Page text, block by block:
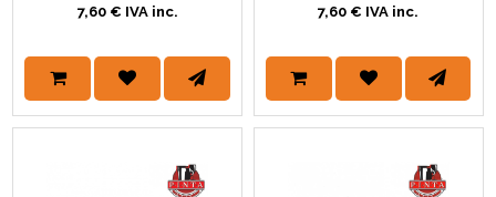
7,60 € IVA inc.
7,60 € IVA inc.